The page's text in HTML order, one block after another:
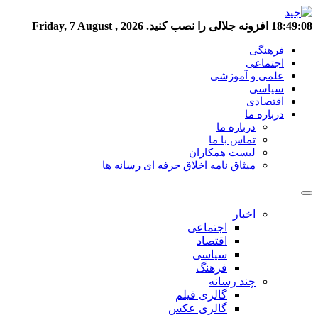
18:49:09 افزونه جلالی را نصب کنید. Friday, 7 August , 2026
فرهنگی
اجتماعی
علمی و آموزشی
سیاسی
اقتصادی
درباره ما
درباره ما
تماس با ما
لیست همکاران
میثاق نامه اخلاق حرفه ای رسانه ها
اخبار
اجتماعی
اقتصاد
سیاسی
فرهنگ
چند رسانه
گالری فیلم
گالری عکس